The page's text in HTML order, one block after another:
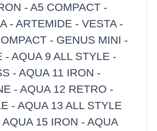
- A5 COMPACT -
- ARTEMIDE - VESTA -
- GENUS MINI -
- AQUA 9 ALL STYLE -
- AQUA 11 IRON -
- AQUA 12 RETRO -
- AQUA 13 ALL STYLE
15 IRON - AQUA